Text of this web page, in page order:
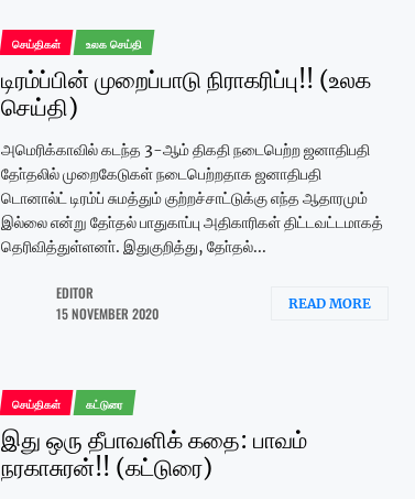
செய்திகள் உலக செய்தி
டிரம்ப்பின் முறைப்பாடு நிராகரிப்பு!! (உலக
செய்தி)
அமெரிக்காவில் கடந்த 3-ஆம் திகதி நடைபெற்ற ஜனாதிபதி
தோ்தலில் முறைகேடுகள் நடைபெற்றதாக ஜனாதிபதி
டொனால்ட் டிரம்ப் சுமத்தும் குற்றச்சாட்டுக்கு எந்த ஆதாரமும்
இல்லை என்று தோ்தல் பாதுகாப்பு அதிகாரிகள் திட்டவட்டமாகத்
தெரிவித்துள்ளனா். இதுகுறித்து, தோ்தல்...
EDITOR
15 NOVEMBER 2020
READ MORE
செய்திகள் கட்டுரை
இது ஒரு தீபாவளிக் கதை: பாவம்
நரகாசுரன்!! (கட்டுரை)